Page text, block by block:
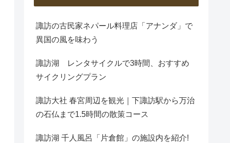
諏訪の古民家ネパール料理店「アナンダ」で
異国の風を味わう
諏訪湖 レンタサイクルで3時間、おすすめ
サイクリングプラン
諏訪大社 春宮周辺を観光｜下諏訪駅から万治
の石仏まで1.5時間の散策コース
諏訪湖 千人風呂「片倉館」の施設内を紹介!